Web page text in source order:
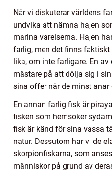
När vi diskuterar världens
undvika att nämna hajen
marina varelserna. Hajen
farlig, men det finns
lika, om inte farligare. En av
mästare på att dölja sig i
sina offer när de minst anar
En annan farlig fisk är
fisken som hemsöker
fisk är känd för sina vassa
natur. Dessutom har vi de
skorpionfiskarna, som
människor på grund av